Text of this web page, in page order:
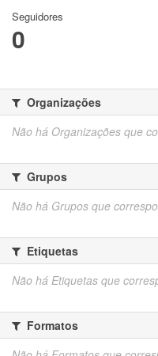
Seguidores
0
Organizações
Não há Organizações que
Grupos
Não há Grupos que
Etiquetas
Não há Etiquetas que
Formatos